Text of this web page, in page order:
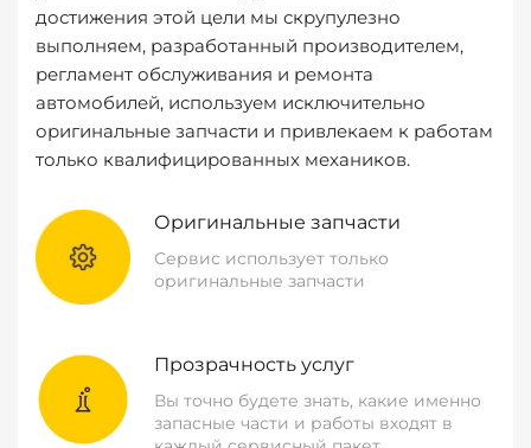
достижения этой цели мы скрупулезно
выполняем, разработанный производителем,
регламент обслуживания и ремонта
автомобилей, используем исключительно
оригинальные запчасти и привлекаем к работам
только квалифицированных механиков.
Оригинальные запчасти
Сервис использует только
оригинальные запчасти
Прозрачность услуг
Вы точно будете знать, какие именно
запасные части и работы входят в